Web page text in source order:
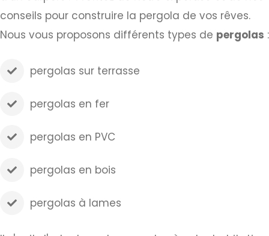
conseils pour construire la pergola de vos rêves.
Nous vous proposons différents types de pergolas :
pergolas sur terrasse
pergolas en fer
pergolas en PVC
pergolas en bois
pergolas à lames